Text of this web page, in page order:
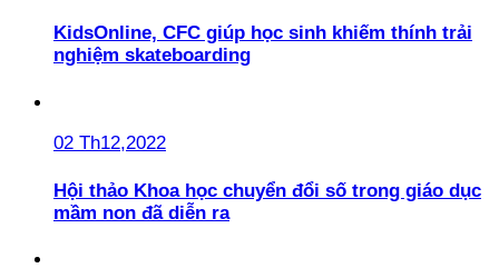
KidsOnline, CFC giúp học sinh khiếm thính trải
nghiệm skateboarding
02 Th12,2022
Hội thảo Khoa học chuyển đổi số trong giáo dục
mầm non đã diễn ra